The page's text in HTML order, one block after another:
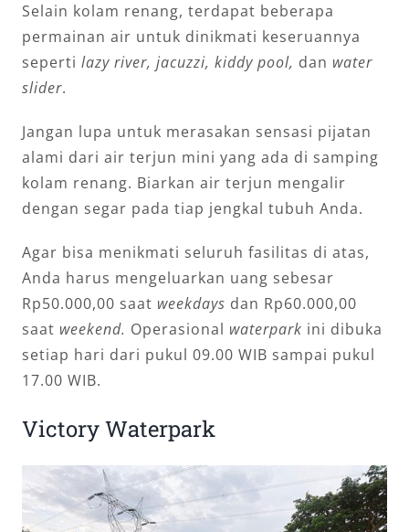
Selain kolam renang, terdapat beberapa
permainan air untuk dinikmati keseruannya
seperti lazy river, jacuzzi, kiddy pool, dan water
slider.
Jangan lupa untuk merasakan sensasi pijatan
alami dari air terjun mini yang ada di samping
kolam renang. Biarkan air terjun mengalir
dengan segar pada tiap jengkal tubuh Anda.
Agar bisa menikmati seluruh fasilitas di atas,
Anda harus mengeluarkan uang sebesar
Rp50.000,00 saat weekdays dan Rp60.000,00
saat weekend. Operasional waterpark ini dibuka
setiap hari dari pukul 09.00 WIB sampai pukul
17.00 WIB.
Victory Waterpark